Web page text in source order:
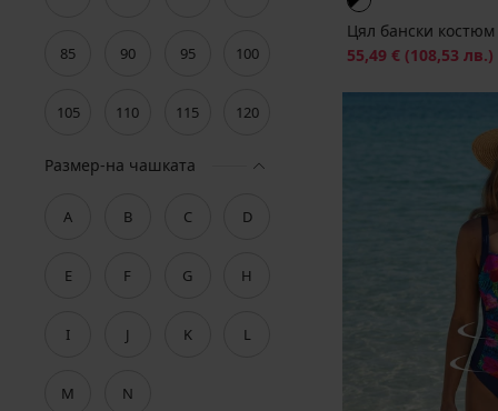
85 90 95 100
105 110 115 120
Размер-на чашката
A B C D
E F G H
I J K L
M N
Цял бански
Намаление
55,49 € (108,53 лв.)